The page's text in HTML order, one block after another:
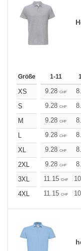
Größe 1-11
XS 9.28 CHF
S
9.28 CHF
M
9.28 CHF
L
9.28 CHF
XL
9.28 CHF
2XL
9.28 CHF
3XL
11.15 CHF
4XL
11.15 CHF